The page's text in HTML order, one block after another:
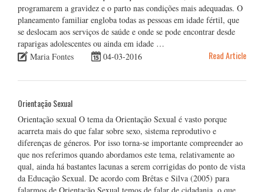
programarem a gravidez e o parto nas condições mais adequadas. O
planeamento familiar engloba todas as pessoas em idade fértil, que
se deslocam aos serviços de saúde e onde se pode encontrar desde
raparigas adolescentes ou ainda em idade …
Maria Fontes
04-03-2016 Read Article
Orientação Sexual
Orientação sexual O tema da Orientação Sexual é vasto porque
acarreta mais do que falar sobre sexo, sistema reprodutivo e
diferenças de géneros. Por isso torna-se importante compreender ao
que nos referimos quando abordamos este tema, relativamente ao
qual, ainda há bastantes lacunas a serem corrigidas do ponto de vista
da Educação Sexual. De acordo com Brêtas e Silva (2005) para